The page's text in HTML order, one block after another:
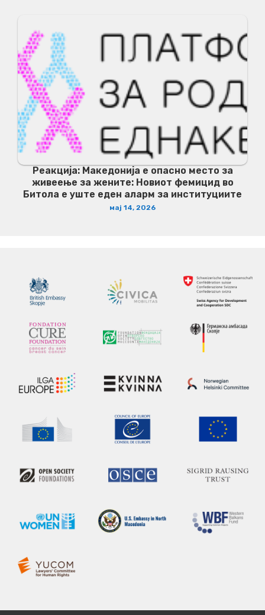
Реакција: Македонија е опасно место за
живеење за жените: Новиот фемицид во
Битола е уште еден аларм за институциите
мај 14, 2026